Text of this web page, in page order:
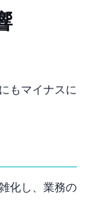
もマイナスに
化し、業務の